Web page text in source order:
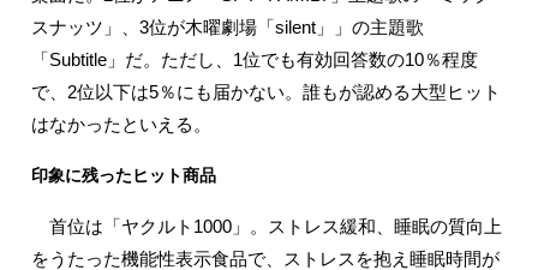
スナッツ」、3位が木曜劇場「silent」」の主題歌
「Subtitle」だ。ただし、1位でも有効回答数の10％程度
で、2位以下は5％にも届かない。誰もが認める大型ヒット
はなかったといえる。
印象に残ったヒット商品
首位は「ヤクルト1000」。ストレス緩和、睡眠の質向上
をうたった機能性表示食品で、ストレスを抱え睡眠時間が